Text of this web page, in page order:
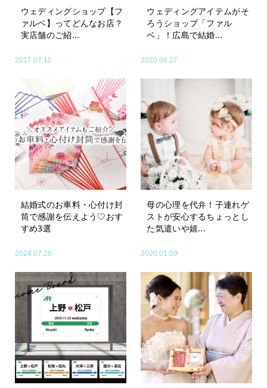
ウェディングショップ【フ
ァルベ】ってどんなお店？
実店舗のご紹...
2017.07.11
ウェディングアイテムがそ
ろうショップ「ファル
ベ」！広島で結婚...
2020.04.27
結婚式のお車料・心付け封
筒で感謝を伝えよう♡おす
すめ3選
2024.07.26
母の心理を代弁！子連れゲ
ストが安心するちょっとし
た気遣いや嬉...
2020.01.09